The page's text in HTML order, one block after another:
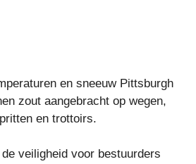
en sneeuw Pittsburgh
zout aangebracht op wegen,
en trottoirs.
veiligheid voor bestuurders